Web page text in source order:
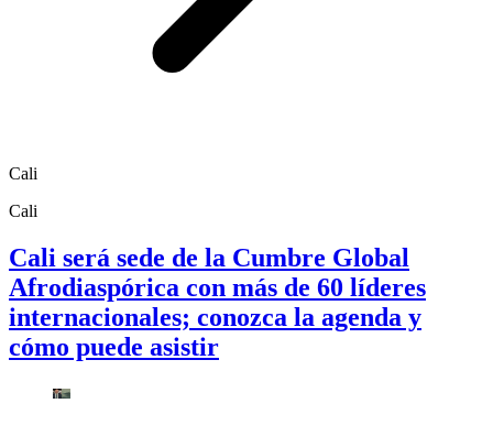
Cali
Cali
Cali será sede de la Cumbre Global
Afrodiaspórica con más de 60 líderes
internacionales; conozca la agenda y
cómo puede asistir